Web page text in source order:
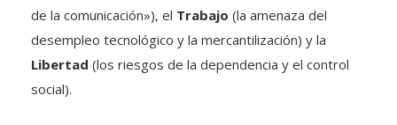
de la comunicación»), el Trabajo (la amenaza del
desempleo tecnológico y la mercantilización) y la
Libertad (los riesgos de la dependencia y el control
social).